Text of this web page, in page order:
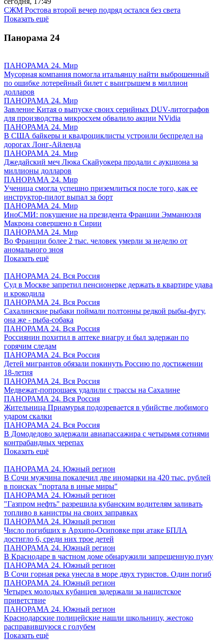
СЖМ Ростова второй вечер подряд остался без света
Показать ещё
Панорама 24
ПАНОРАМА 24. Мир
Мусорная компания помогла итальянцу найти выброшенный
по ошибке лотерейный билет с выигрышем в миллион
долларов
ПАНОРАМА 24. Мир
Завление Китая о выпуске своих серийных DUV-литографов
для производства микросхем обвалило акции NVidia
ПАНОРАМА 24. Мир
В США байкеры и квадроциклисты устроили беспредел на
дорогах Лонг-Айленда
ПАНОРАМА 24. Мир
Джедайский меч Люка Скайуокера продали с аукциона за
миллионы долларов
ПАНОРАМА 24. Мир
Ученица смогла успешно приземлиться после того, как ее
инструктор-пилот выпал за борт
ПАНОРАМА 24. Мир
ИноСМИ: покушение на президента Франции Эмманюэля
Макрона совершено в Сирии
ПАНОРАМА 24. Мир
Во Франции более 2 тыс. человек умерли за неделю от
аномального зноя
Показать ещё
ПАНОРАМА 24. Вся Россия
Суд в Москве запретил пенсионерке держать в квартире удава
и крокодила
ПАНОРАМА 24. Вся Россия
Сахалинские рыбаки поймали полтонны редкой рыбы-фугу,
она же - рыба-собака
ПАНОРАМА 24. Вся Россия
Россиянин похитил в аптеке виагру и был задержан по
горячим следам
ПАНОРАМА 24. Вся Россия
Детей мигрантов обязали покинуть Россию по достижении
18-летия
ПАНОРАМА 24. Вся Россия
Медвежат-попрошаек удалили с трассы на Сахалине
ПАНОРАМА 24. Вся Россия
Жительница Приамурья подозревается в убийстве любимого
ударом скалки
ПАНОРАМА 24. Вся Россия
В Домодедово задержали авиапассажира с четырьмя сотнями
контрабандных черепах
Показать ещё
ПАНОРАМА 24. Южный регион
В Сочи мужчина покалечил две иномарки на 420 тыс. рублей
в поисках "портала в иные миры"
ПАНОРАМА 24. Южный регион
"Газпром нефть" разрешила кубанским водителям заливать
топливо в канистры на своих заправках
ПАНОРАМА 24. Южный регион
Число погибших в Архипо-Осиповке при атаке БПЛА
достигло 6, среди них трое детей
ПАНОРАМА 24. Южный регион
В Краснодаре в частном доме обнаружили запрещенную пуму
ПАНОРАМА 24. Южный регион
В Сочи горная река унесла в море двух туристов. Один погиб
ПАНОРАМА 24. Южный регион
Четырех молодых кубанцев задержали за нацистское
приветствие
ПАНОРАМА 24. Южный регион
Краснодарские полицейские нашли школьницу, жестоко
расправившуюся с голубем
Показать ещё